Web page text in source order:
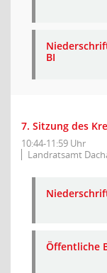
BI
7. Sitzung des
10:44-11:59 Uhr
Landratsamt
Öffentliche